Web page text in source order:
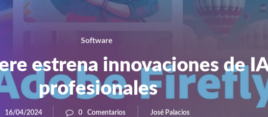
Software
estrena innovaciones de
profesionales
16/04/2024 0 Comentarios José Palacios